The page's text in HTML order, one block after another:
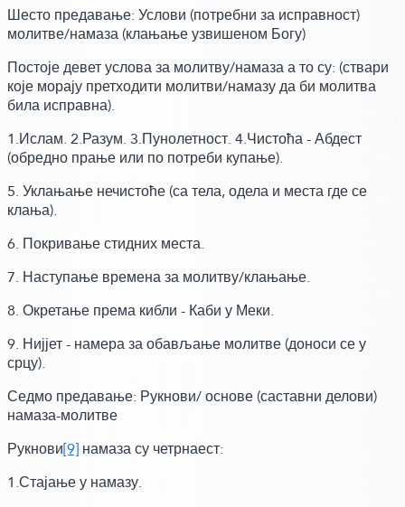
Шесто предавање: Услови (потребни за исправност)
молитве/намаза(клањање узвишеном Богу)
Постоје девет услова за молитву/намаза а то су: (ствари
које морају претходити молитви/намазу да би молитва
била исправна).
1.Ислам. 2.Разум. 3.Пунолетност. 4.Чистоћа - Абдест
(обредно прање или по потреби купање).
5. Уклањање нечистоће(са тела, одела и места где се
клања).
6. Покривање стидних места.
7. Наступање времена за молитву/клањање.
8. Окретање према кибли - Каби у Меки.
9. Нијјет - намера за обављање молитве(доноси се у
срцу).
Седмо предавање: Рукнови/ основе(саставни делови)
намаза-молитве
Рукнови[9]намаза су четрнаест:
1.Стајање у намазу.